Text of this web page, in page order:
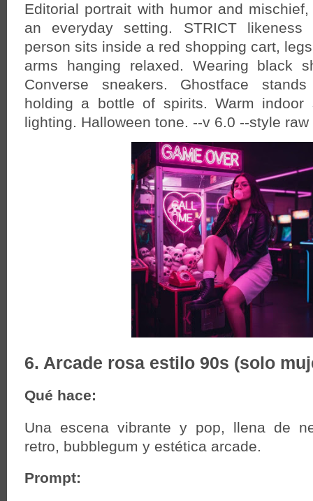
Editorial portrait with humor and
an everyday setting. STRICT likeness
person sits inside a red shopping cart,
arms hanging relaxed. Wearing black
Converse sneakers. Ghostface
holding a bottle of spirits. Warm indoor
lighting. Halloween tone. --v 6.0 --style raw
6. Arcade rosa estilo 90s (solo
Qué hace:
Una escena vibrante y pop, llena de
retro, bubblegum y estética arcade.
Prompt: